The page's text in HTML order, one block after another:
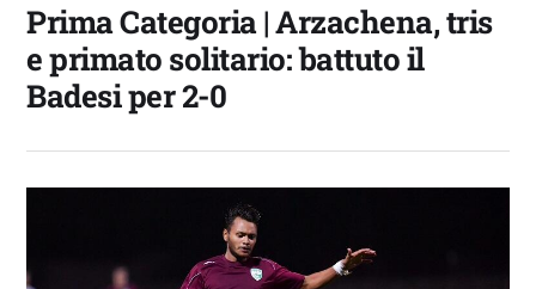
Prima Categoria | Arzachena, tris
e primato solitario: battuto il
Badesi per 2-0